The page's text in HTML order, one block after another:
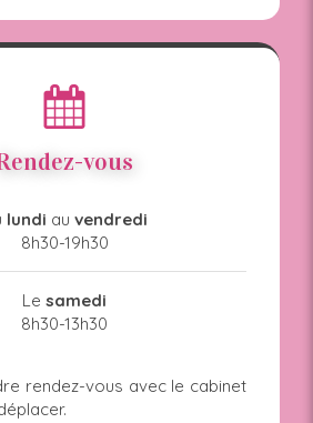
vous
lundi au vendredi
8h30-19h30
Le samedi
8h30-13h30
rendez-vous avec le cabinet